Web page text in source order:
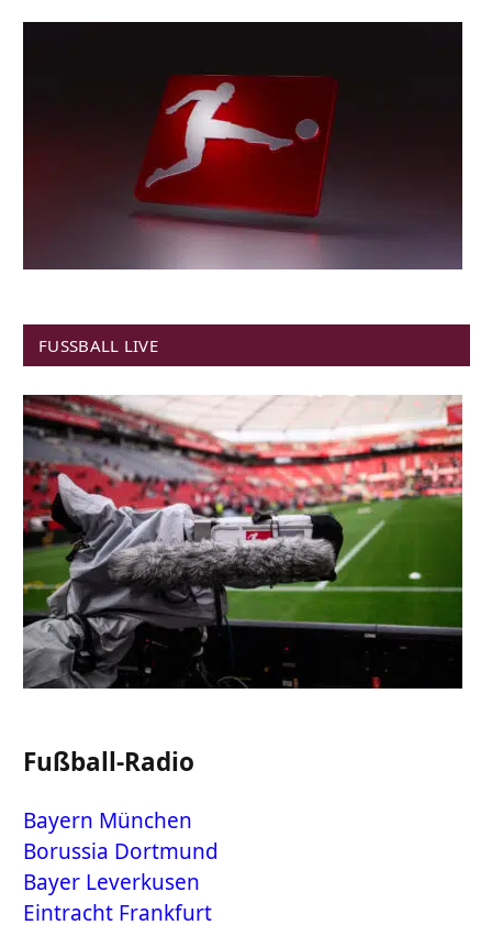
FUSSBALL LIVE
Fußball-Radio
Bayern München
Borussia Dortmund
Bayer Leverkusen
Eintracht Frankfurt